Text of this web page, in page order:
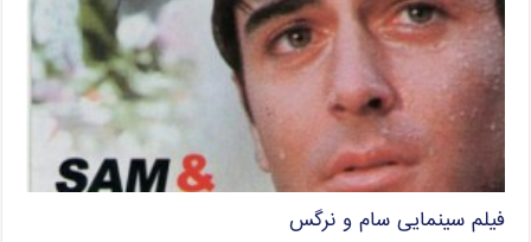
فیلم سینمایی سام و نرگس